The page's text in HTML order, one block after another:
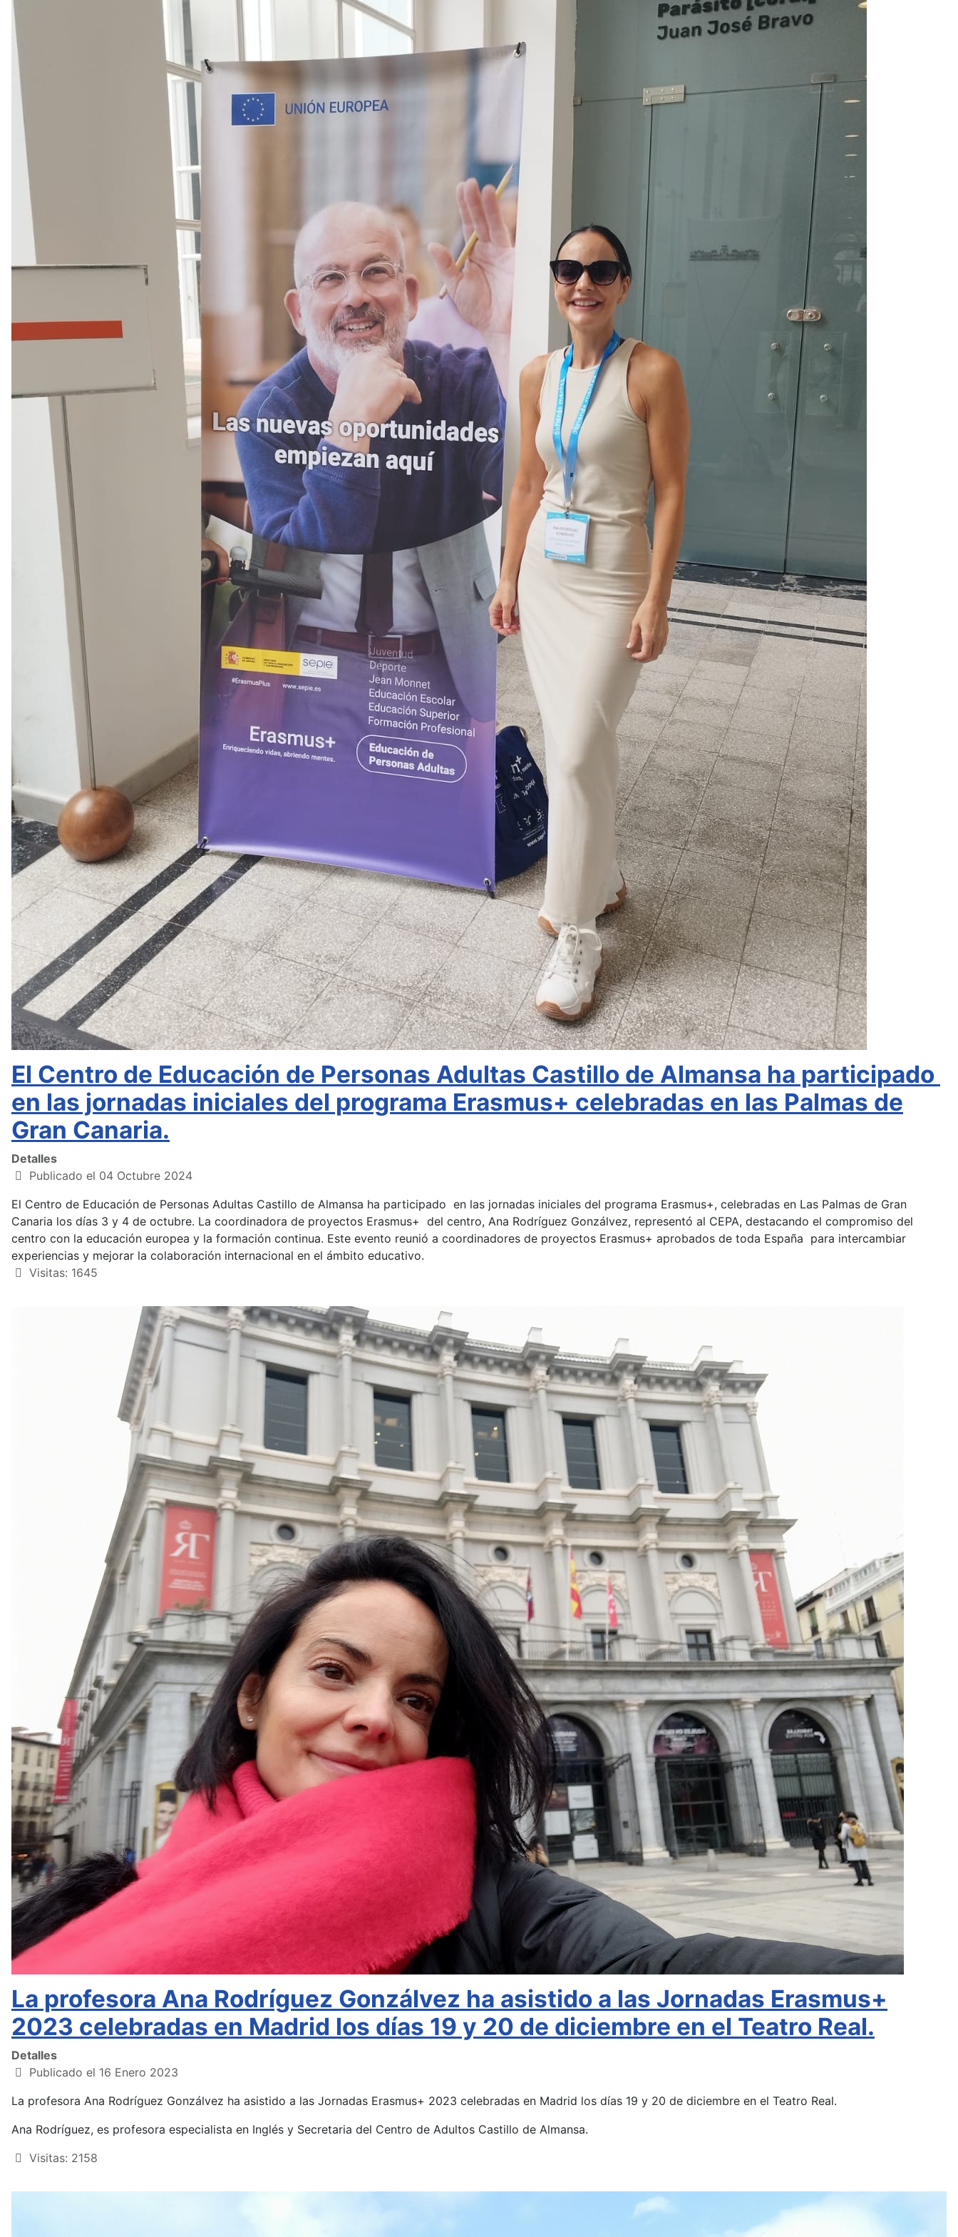
El Centro de Educación de Personas Adultas Castillo de Almansa ha participado
en las jornadas iniciales del programa Erasmus+ celebradas en las Palmas de
Gran Canaria.
Detalles
Publicado el 04 Octubre 2024
El Centro de Educación de Personas Adultas Castillo de Almansa ha participado en las jornadas iniciales del programa Erasmus+, celebradas en Las Palmas de Gran
Canaria los días 3 y 4 de octubre. La coordinadora de proyectos Erasmus+ del centro, Ana Rodríguez Gonzálvez, representó al CEPA, destacando el compromiso del
centro con la educación europea y la formación continua. Este evento reunió a coordinadores de proyectos Erasmus+ aprobados de toda España para intercambiar
experiencias y mejorar la colaboración internacional en el ámbito educativo.
Visitas: 1645
La profesora Ana Rodríguez Gonzálvez ha asistido a las Jornadas Erasmus+
2023 celebradas en Madrid los días 19 y 20 de diciembre en el Teatro Real.
Detalles
Publicado el 16 Enero 2023
La profesora Ana Rodríguez Gonzálvez ha asistido a las Jornadas Erasmus+ 2023 celebradas en Madrid los días 19 y 20 de diciembre en el Teatro Real.
Ana Rodríguez, es profesora especialista en Inglés y Secretaria del Centro de Adultos Castillo de Almansa.
Visitas: 2158